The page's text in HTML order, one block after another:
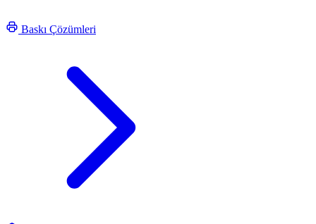
Baskı Çözümleri